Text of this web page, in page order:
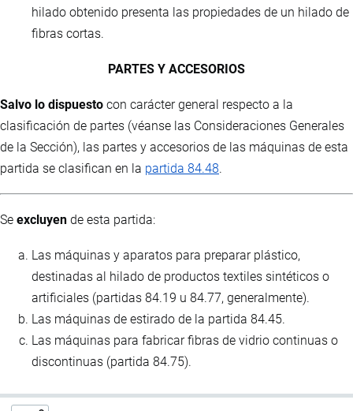
hilado obtenido presenta las propiedades de un hilado de
fibras cortas.
PARTES Y ACCESORIOS
Salvo lo dispuesto con carácter general respecto a la
clasificación de partes (véanse las Consideraciones Generales
de la Sección), las partes y accesorios de las máquinas de esta
partida se clasifican en la partida 84.48.
Se excluyen de esta partida:
Las máquinas y aparatos para preparar plástico,
destinadas al hilado de productos textiles sintéticos o
artificiales (partidas 84.19 u 84.77, generalmente).
Las máquinas de estirado de la partida 84.45.
Las máquinas para fabricar fibras de vidrio continuas o
discontinuas (partida 84.75).